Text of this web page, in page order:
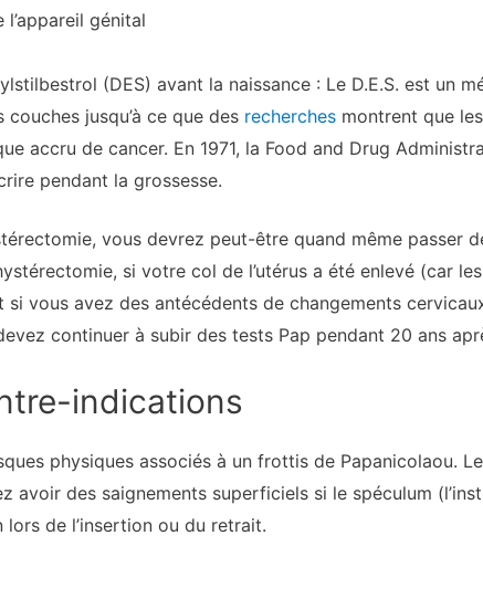
génital
(DES) avant la naissance : Le D.E.S. est un
jusqu’à ce que des recherchesmontrent que les
accru de cancer. En 1971, la Food and Drug
pendant la grossesse.
vous devrez peut-être quand même passer
si votre col de l’utérus a été enlevé (car
si vous avez des antécédents de changements
continuer à subir des tests Pap pendant 20 ans
indications
physiques associés à un frottis de Papanicolaou.
avoir des saignements superficiels si le spéculum
de l’insertion ou du retrait.